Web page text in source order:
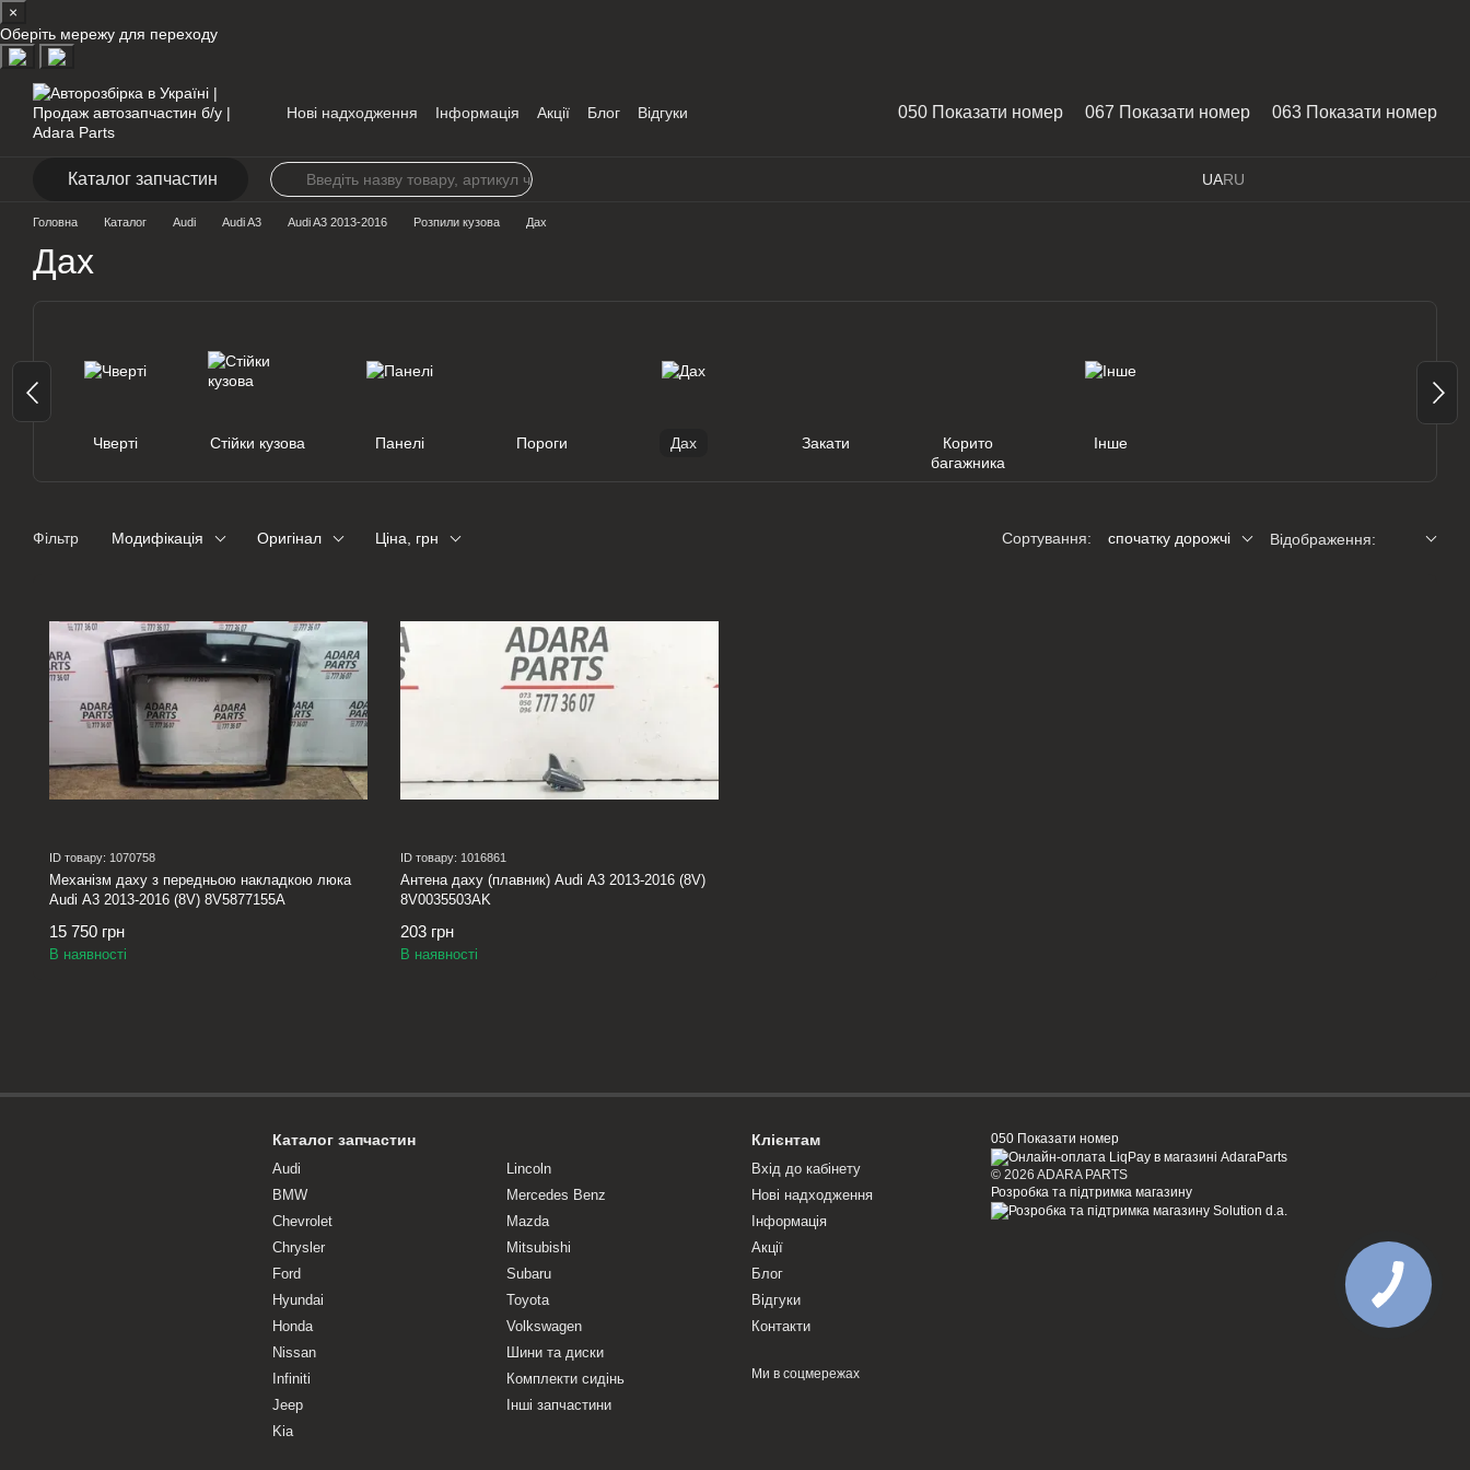
×
Оберіть мережу для переходу
Нові надходження Інформація Акції Блог
Відгуки
050 Показати номер 067 Показати номер 063 Показати номер
Каталог запчастин UARU
Головна Каталог Audi Audi A3 Audi A3 2013-2016 Розпили кузова Дах
Дах
Чверті Стійки кузова Панелі Пороги Дах Закати
Корито
багажника
Інше
Фільтр Модифікація Оригінал Ціна, грн Сортування: спочатку дорожчі Відображення:
ID товару: 1070758
Механізм даху з передньою накладкою люка
Audi A3 2013-2016 (8V) 8V5877155A
15 750 грн
В наявності
ID товару: 1016861
Антена даху (плавник) Audi A3 2013-2016 (8V)
8V0035503AK
203 грн
В наявності
Каталог запчастин
Audi
BMW
Chevrolet
Chrysler
Ford
Hyundai
Honda
Nissan
Infiniti
Jeep
Kia
Lincoln
Mercedes Benz
Mazda
Mitsubishi
Subaru
Toyota
Volkswagen
Шини та диски
Комплекти сидінь
Інші запчастини
Клієнтам
Вхід до кабінету
Нові надходження
Інформація
Акції
Блог
Відгуки
Контакти
Ми в соцмережах
050 Показати номер
© 2026 ADARA PARTS
Розробка та підтримка магазину